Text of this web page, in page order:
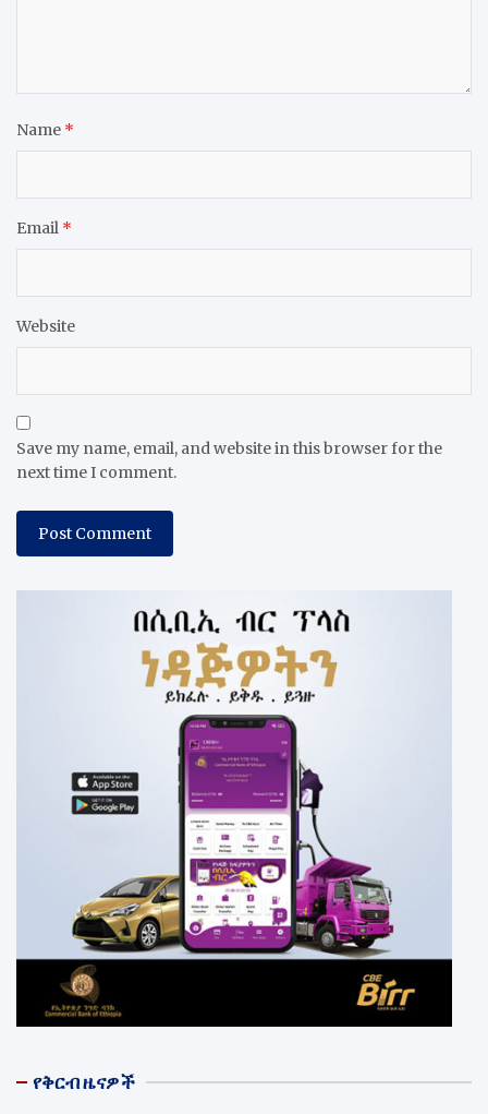
Name *
Email *
Website
Save my name, email, and website in this browser for the
next time I comment.
የቅርብ ዜናዎች